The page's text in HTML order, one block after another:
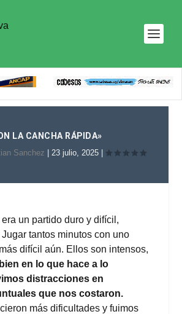
LA CANCHA RÁPIDA»
Sanchez |23 julio, 2025
un partido duro y difícil,
tantos minutos con uno
difícil aún. Ellos son intensos,
en lo que hace a lo
distracciones en
que nos costaron.
más dificultades y fuimos